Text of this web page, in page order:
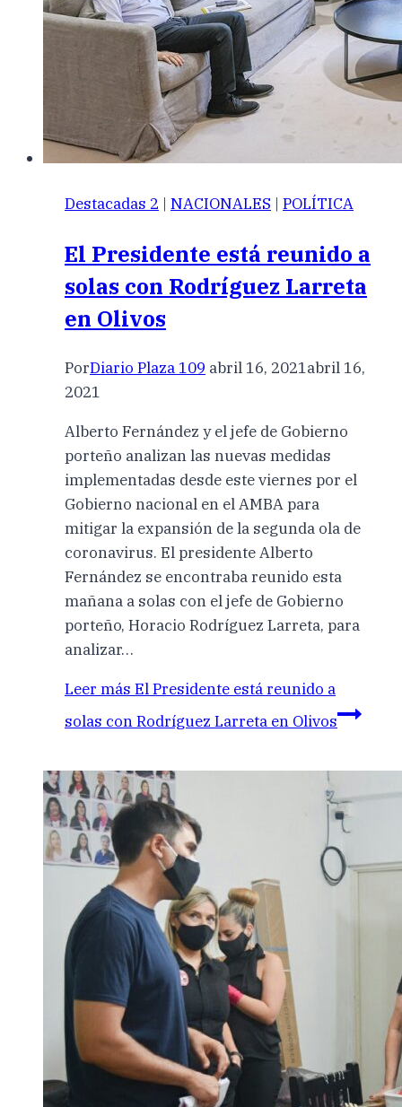
Destacadas 2 | NACIONALES | POLÍTICA
El Presidente está reunido a
solas con Rodríguez Larreta
en Olivos
PorDiario Plaza 109 abril 16, 2021abril 16,
2021
Alberto Fernández y el jefe de Gobierno
porteño analizan las nuevas medidas
implementadas desde este viernes por el
Gobierno nacional en el AMBA para
mitigar la expansión de la segunda ola de
coronavirus. El presidente Alberto
Fernández se encontraba reunido esta
mañana a solas con el jefe de Gobierno
porteño, Horacio Rodríguez Larreta, para
analizar…
Leer más El Presidente está reunido a
solas con Rodríguez Larreta en Olivos